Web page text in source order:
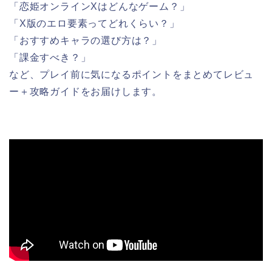
「恋姫オンラインXはどんなゲーム？」
「X版のエロ要素ってどれくらい？」
「おすすめキャラの選び方は？」
「課金すべき？」
など、プレイ前に気になるポイントをまとめてレビュ
ー＋攻略ガイドをお届けします。